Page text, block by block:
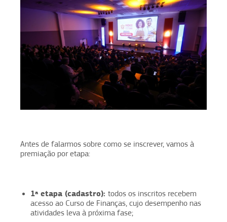
Antes de falarmos sobre como se inscrever, vamos à
premiação por etapa:
1ª etapa (cadastro): todos os inscritos recebem
acesso ao Curso de Finanças, cujo desempenho nas
atividades leva à próxima fase;